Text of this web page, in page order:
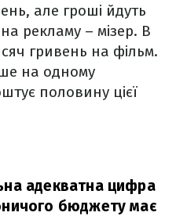
але гроші йдуть
рекламу – мізер. В
гривень на фільм.
на одному
половину цієї
адекватна цифра
бюджету має